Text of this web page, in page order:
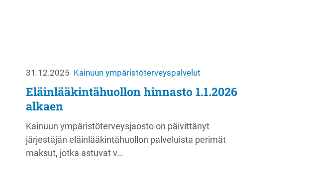
31.12.2025 Kainuun ympäristöterveyspalvelut
Eläinlääkintähuollon hinnasto 1.1.2026
alkaen
Kainuun ympäristöterveysjaosto on päivittänyt
järjestäjän eläinlääkintähuollon palveluista perimät
maksut, jotka astuvat v…